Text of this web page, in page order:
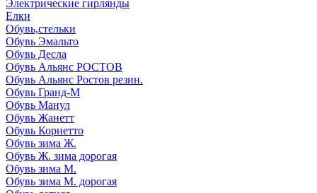
Электрические гирлянды
Елки
Обувь,стельки
Обувь Эмальто
Обувь Десла
Обувь Альянс РОСТОВ
Обувь Альянс Ростов резин.
Обувь Гранд-М
Обувь Манул
Обувь Жанетт
Обувь Корнетто
Обувь зима Ж.
Обувь Ж. зима дорогая
Обувь зима М.
Обувь зима М. дорогая